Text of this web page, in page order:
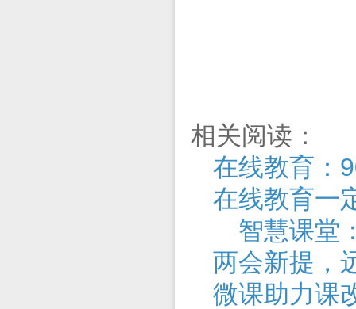
相关阅读：
在线教育：
在线教育一
智慧课堂
两会新提，
微课助力课